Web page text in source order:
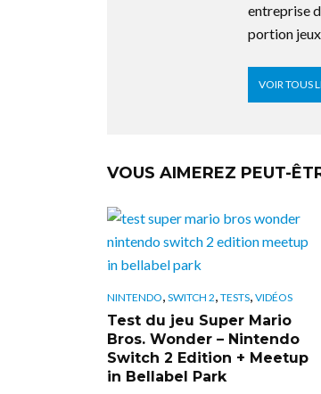
entreprise
portion
VOIR TOUS
VOUS AIMEREZ PEUT-
NINTENDO, SWITCH 2, TESTS, VIDÉOS
Test du jeu Super Mario
Bros. Wonder – Nintendo
Switch 2 Edition + Meetup
in Bellabel Park